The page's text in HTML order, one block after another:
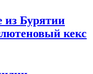
из Бурятии
кекс